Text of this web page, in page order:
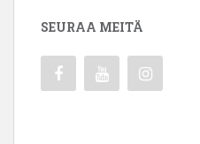
SEURAA MEITÄ